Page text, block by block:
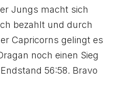
Jungs macht sich
bezahlt und durch
Capricorns gelingt es
noch einen Sieg
56:58. Bravo